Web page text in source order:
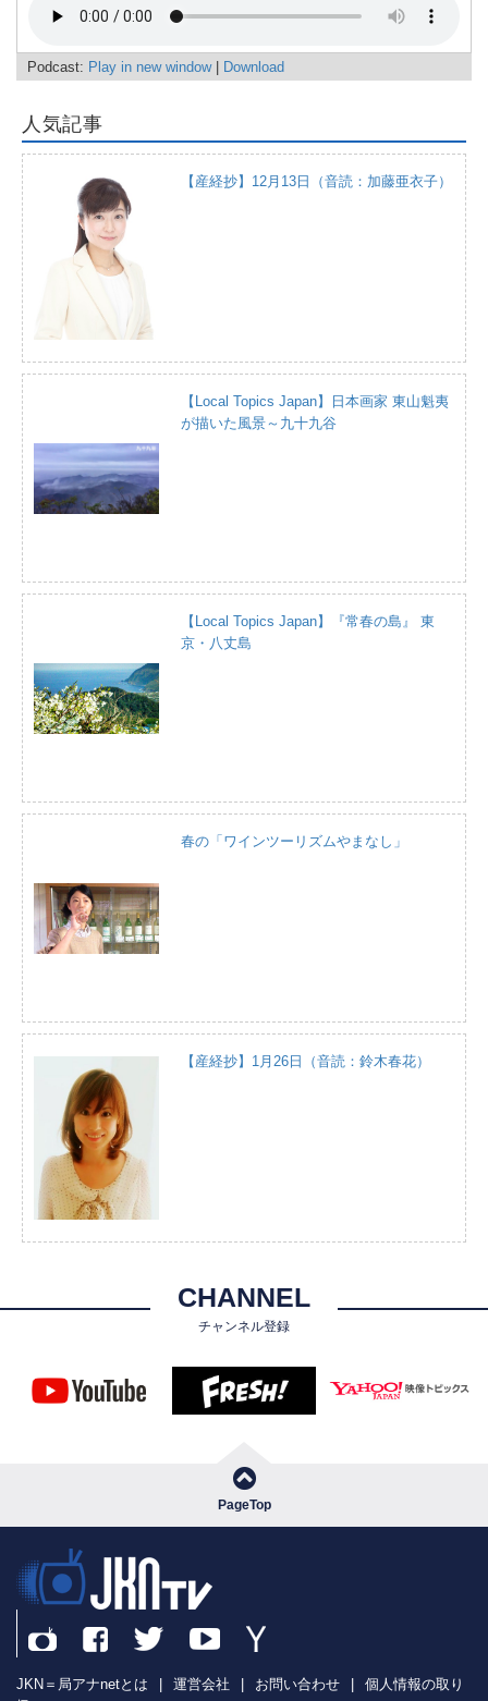
Podcast: Play in new window| Download
人気記事
【産経抄】12月13日（音読：加藤亜衣子）
【Local Topics Japan】日本画家 東山魁夷
が描いた風景～九十九谷
【Local Topics Japan】『常春の島』 東
京・八丈島
春の「ワインツーリズムやまなし」
【産経抄】1月26日（音読：鈴木春花）
CHANNEL
チャンネル登録
PageTop
JKN＝局アナnetとは 運営会社 お問い合わせ
個人情報の取り